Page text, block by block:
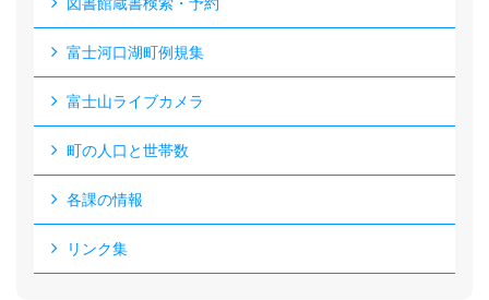
富士河口湖町例規集
富士山ライブカメラ
町の人口と世帯数
各課の情報
リンク集